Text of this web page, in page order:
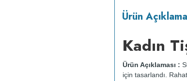
Ürün
Kadın
Ürün Açıklaması :
için tasarlandı.